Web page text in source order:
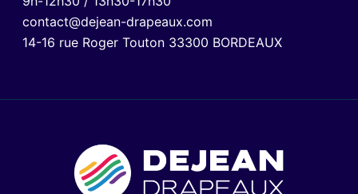
contact@dejean-drapeaux.com
14-16 rue Roger Touton 33300 BORDEAUX